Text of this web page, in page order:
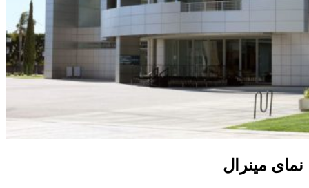
نمای مینرال